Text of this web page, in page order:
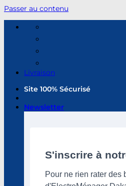
Passer au contenu
Livraison
Site 100% Sécurisé
Newsletter
S'inscrire à
Pour ne rien rater des